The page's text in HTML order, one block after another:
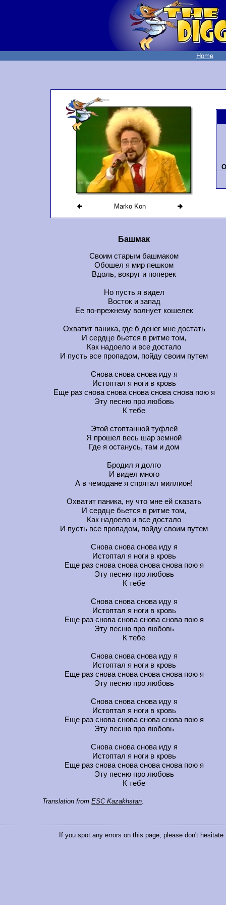
Home
Marko Kon
Башмак
Своим старым башмаком
Обошел я мир пешком
Вдоль, вокруг и поперек
Но пусть я видел
Восток и запад
Ее по-прежнему волнует кошелек
Охватит паника, где б денег мне достать
И сердце бьется в ритме том,
Как надоело и все достало
И пусть все пропадом, пойду своим путем
Снова снова снова иду я
Истоптал я ноги в кровь
Еще раз снова снова снова снова снова пою я
Эту песню про любовь
К тебе
Этой стоптанной туфлей
Я прошел весь шар земной
Где я останусь, там и дом
Бродил я долго
И видел много
А в чемодане я спрятал миллион!
Охватит паника, ну что мне ей сказать
И сердце бьется в ритме том,
Как надоело и все достало
И пусть все пропадом, пойду своим путем
Снова снова снова иду я
Истоптал я ноги в кровь
Еще раз снова снова снова снова пою я
Эту песню про любовь
К тебе
Снова снова снова иду я
Истоптал я ноги в кровь
Еще раз снова снова снова снова пою я
Эту песню про любовь
К тебе
Снова снова снова иду я
Истоптал я ноги в кровь
Еще раз снова снова снова снова пою я
Эту песню про любовь
Снова снова снова иду я
Истоптал я ноги в кровь
Еще раз снова снова снова снова пою я
Эту песню про любовь
Снова снова снова иду я
Истоптал я ноги в кровь
Еще раз снова снова снова снова пою я
Эту песню про любовь
К тебе
Translation fromESC Kazakhstan.
If you spot any errors on this page, please don't